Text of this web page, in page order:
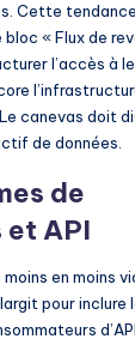
Cette
« Flux de
l’accès à
canevas doit
de données.
de
API
en moins
pour inclure